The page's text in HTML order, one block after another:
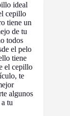
ideal
cepillo
tiene un
de tu
todos
el pelo
tiene
el cepillo
te
algunos
tu